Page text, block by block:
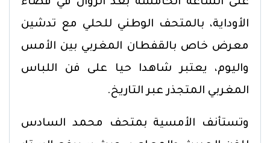
على الساعة الخامسة بعد الزوال في فضاء
الأوداية، بالمتحف الوطني للحلي مع تدشين
معرض خاص بالقفطان المغربي بين الأمس
واليوم، يعتبر شاهدا حيا على فن اللباس
المغربي المتجذر عبر التاريخ.
وتستأنف الأمسية بمتحف محمد السادس